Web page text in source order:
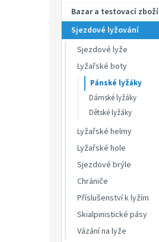
Bazar a testovací zboží
Sjezdové lyžování
Sjezdové lyže
Lyžařské boty
Pánské lyžáky
Dámské lyžáky
Dětské lyžáky
Lyžařské helmy
Lyžařské hole
Sjezdové brýle
Chrániče
Příslušenství k lyžím
Skialpinistické pásy
Vázání na lyže